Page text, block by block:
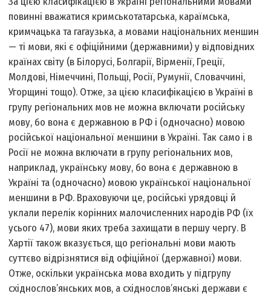
повинні вважатися кримськотатарська, караїмська,
кримчацька та гагаузька, а мовами національних меншин
— ті мови, які є офіційними (державними) у відповідних
країнах світу (в Білорусі, Болгарії, Вірменії, Греції,
Молдові, Німеччині, Польщі, Росії, Румунії, Словаччині,
Угорщині тощо). Отже, за цією класифікацією в Україні в
групу регіональних мов не можна включати російську
мову, бо вона є державною в РФ і (одночасно) мовою
російської національної меншини в Україні. Так само і в
Росії не можна включати в групу регіональних мов,
наприклад, українську мову, бо вона є державною в
Україні та (одночасно) мовою української національної
меншини в РФ. Враховуючи це, російські урядовці й
уклали перелік корінних малочисленних народів РФ (їх
усього 47), мови яких треба захищати в першу чергу. В
Хартії також вказується, що регіональні мови мають
суттєво відрізнятися від офіційної (державної) мови.
Отже, оскільки українська мова входить у підгрупу
східнослов’янських мов, а східнослов’янські держави є